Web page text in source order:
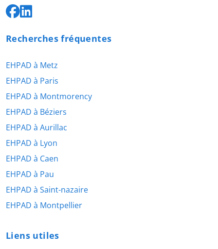
Recherches fréquentes
EHPAD à Metz
EHPAD à Paris
EHPAD à Montmorency
EHPAD à Béziers
EHPAD à Aurillac
EHPAD à Lyon
EHPAD à Caen
EHPAD à Pau
EHPAD à Saint-nazaire
EHPAD à Montpellier
Liens utiles